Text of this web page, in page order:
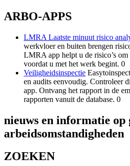
ARBO-APPS
LMRA Laatste minuut risico
werkvloer en buiten brengen
LMRA app helpt u de risico’s om
voordat u met het werk begint. 0
Veiligheidsinspectie
en audits eenvoudig. Controleer
app. Ontvang het rapport in de
rapporten vanuit de database. 0
nieuws en informatie op
arbeidsomstandigheden
ZOEKEN